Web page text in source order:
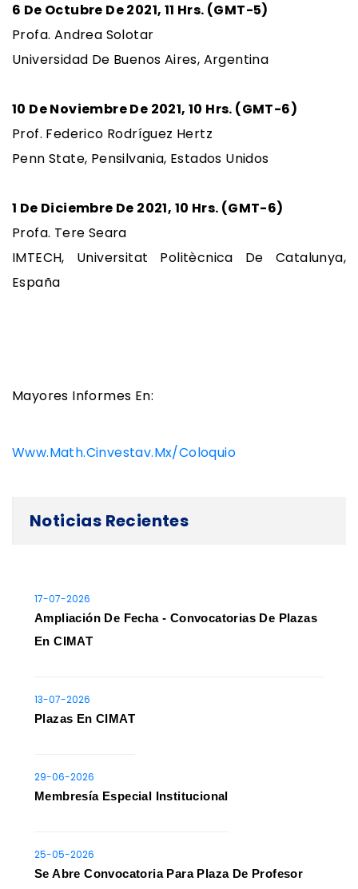
6 De Octubre De 2021, 11 Hrs. (GMT-5)
Profa. Andrea Solotar
Universidad De Buenos Aires, Argentina
10 De Noviembre De 2021, 10 Hrs. (GMT-6)
Prof. Federico Rodríguez Hertz
Penn State, Pensilvania, Estados Unidos
1 De Diciembre De 2021, 10 Hrs. (GMT-6)
Profa. Tere Seara
IMTECH, Universitat Politècnica De Catalunya,
España
Mayores Informes En:
Www.math.cinvestav.mx/coloquio
Noticias Recientes
17-07-2026
Ampliación De Fecha - Convocatorias De Plazas
En CIMAT
13-07-2026
Plazas En CIMAT
29-06-2026
Membresía Especial Institucional
25-05-2026
Se Abre Convocatoria Para Plaza De Profesor